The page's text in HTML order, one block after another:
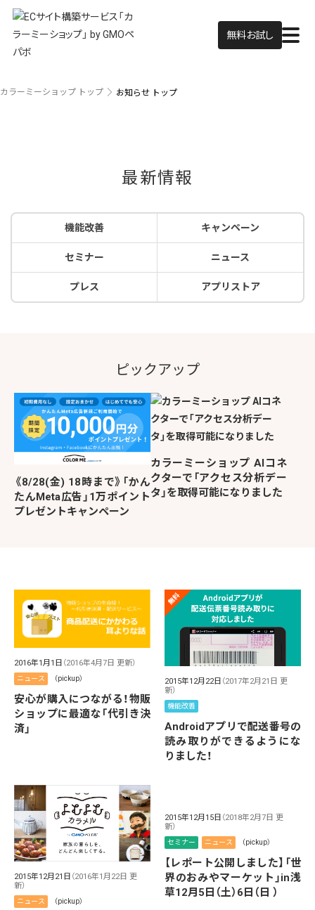
無料お試し
カラーミーショップ トップ お知らせ トップ
最新情報
機能改善 キャンペーン
セミナー ニュース
プレス アプリストア
ピックアップ
《8/28(金) 18時まで》「かん
たんMeta広告」1万ポイント
プレゼントキャンペーン
カラーミーショップ AIコネ
クターで「アクセス分析デー
タ」を取得可能になりました
2016年1月1日 （2016年4月7日 更新）
ニュース （pickup）
安心が購入につながる！物販
ショップに最適な「代引き決
済」
2015年12月22日 （2017年2月21日 更
新）
機能改善
Androidアプリで配送番号の
読み取りができるようにな
りました！
2015年12月21日 （2016年1月22日 更
新）
ニュース （pickup）
2015年12月15日 （2018年2月7日 更
新）
セミナー ニュース （pickup）
【レポート公開しました】「世
界のおみやマーケット」in浅
草12月5日（土）6日（日 ）